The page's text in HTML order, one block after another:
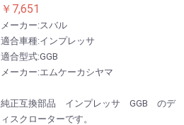
￥7,651
メーカー:スバル
適合車種:インプレッサ
適合型式:GGB
メーカー:エムケーカシヤマ
純正互換部品 インプレッサ GGB のデ
ィスクローターです。